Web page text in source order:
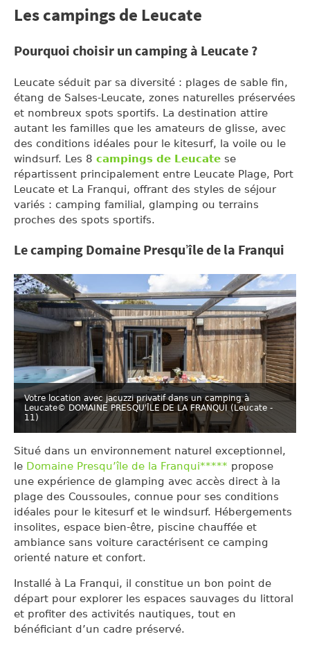
Les campings de Leucate
Pourquoi choisir un camping à Leucate ?
Leucate séduit par sa diversité : plages de sable fin,
étang de Salses-Leucate, zones naturelles préservées
et nombreux spots sportifs. La destination attire
autant les familles que les amateurs de glisse, avec
des conditions idéales pour le kitesurf, la voile ou le
windsurf. Les 8 campings de Leucate se
répartissent principalement entre Leucate Plage, Port
Leucate et La Franqui, offrant des styles de séjour
variés : camping familial, glamping ou terrains
proches des spots sportifs.
Le camping Domaine Presqu’île de la Franqui
Votre location avec jacuzzi privatif dans un camping à
Leucate© DOMAINE PRESQU'ÎLE DE LA FRANQUI (Leucate -
11)
Situé dans un environnement naturel exceptionnel,
le Domaine Presqu’île de la Franqui***** propose
une expérience de glamping avec accès direct à la
plage des Coussoules, connue pour ses conditions
idéales pour le kitesurf et le windsurf. Hébergements
insolites, espace bien-être, piscine chauffée et
ambiance sans voiture caractérisent ce camping
orienté nature et confort.
Installé à La Franqui, il constitue un bon point de
départ pour explorer les espaces sauvages du littoral
et profiter des activités nautiques, tout en
bénéficiant d’un cadre préservé.